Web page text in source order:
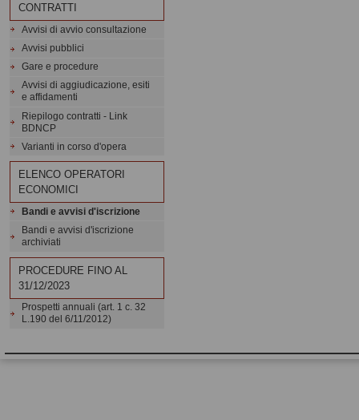
CONTRATTI
Avvisi di avvio consultazione
Avvisi pubblici
Gare e procedure
Avvisi di aggiudicazione, esiti
e affidamenti
Riepilogo contratti - Link
BDNCP
Varianti in corso d'opera
ELENCO OPERATORI
ECONOMICI
Bandi e avvisi d'iscrizione
Bandi e avvisi d'iscrizione
archiviati
PROCEDURE FINO AL
31/12/2023
Prospetti annuali (art. 1 c. 32
L.190 del 6/11/2012)